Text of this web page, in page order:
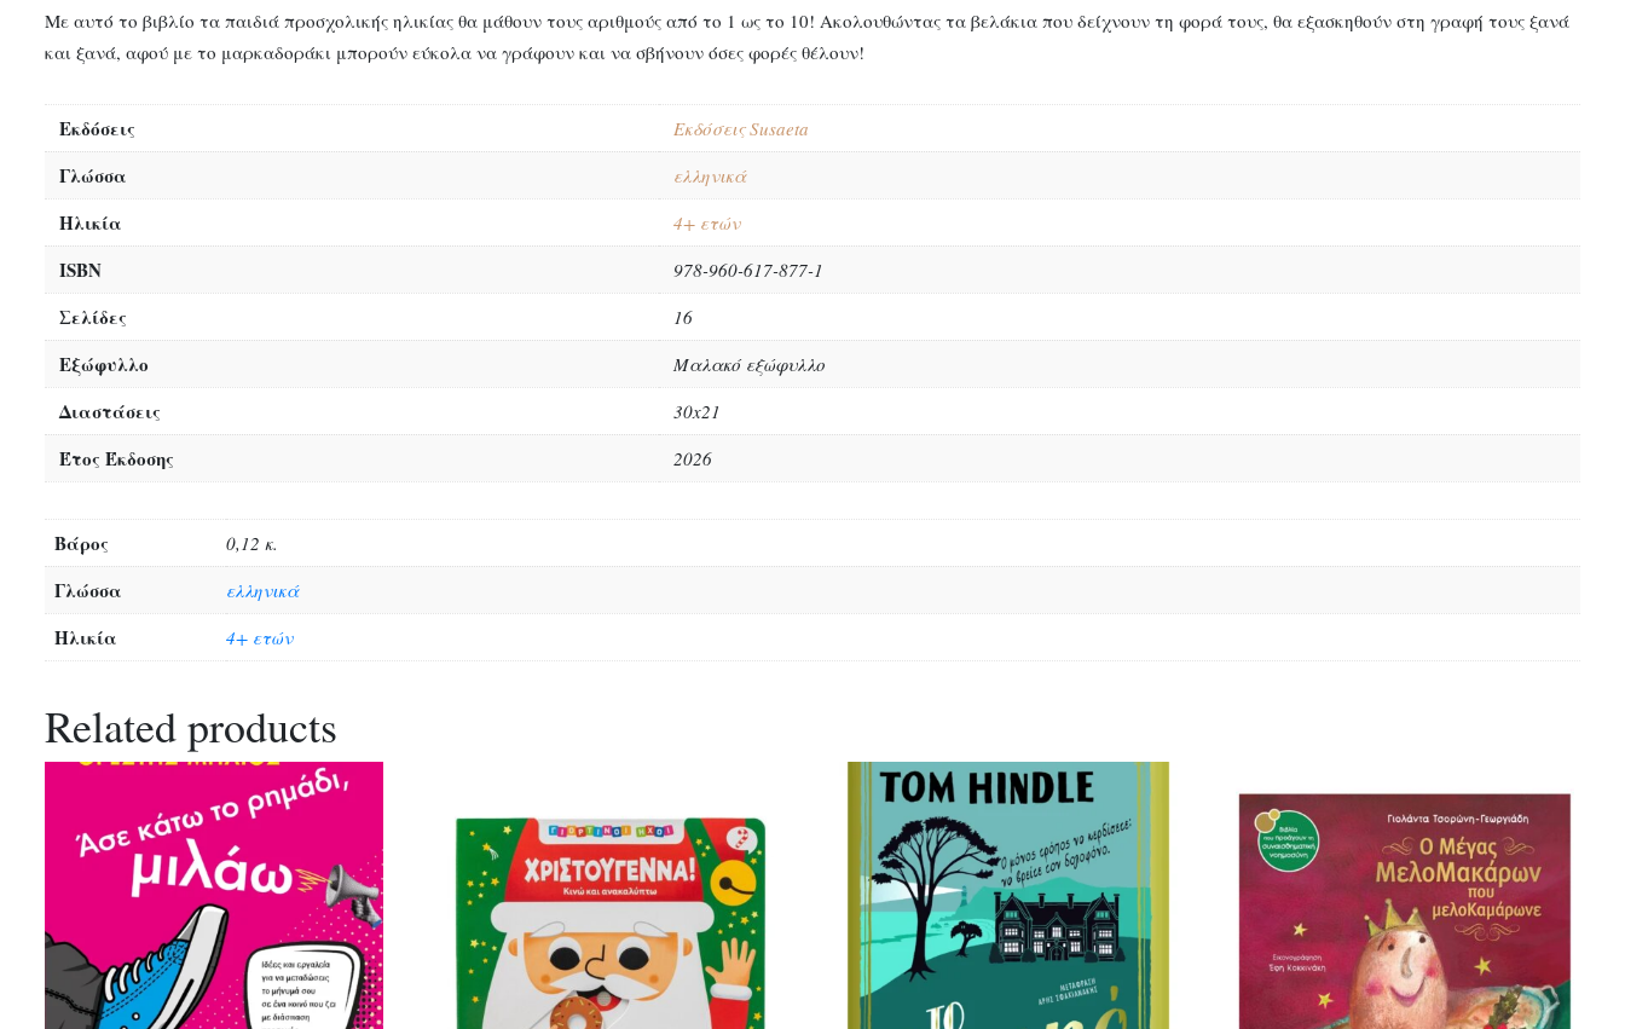
Με αυτό το βιβλίο τα παιδιά προσχολικής ηλικίας θα μάθουν τους αριθμούς από το 1 ως το 10! Ακολουθώντας τα βελάκια που δείχνουν τη φορά τους, θα εξασκηθούν στη γραφή τους ξανά
και ξανά, αφού με το μαρκαδοράκι μπορούν εύκολα να γράφουν και να σβήνουν όσες φορές θέλουν!
Εκδόσεις Εκδόσεις Susaeta
Γλώσσα ελληνικά
Ηλικία 4+ ετών
ISBN 978-960-617-877-1
Σελίδες 16
Εξώφυλλο Μαλακό εξώφυλλο
Διαστάσεις 30x21
Έτος Έκδοσης 2026
Βάρος 0,12 κ.
Γλώσσα ελληνικά
Ηλικία 4+ ετών
Related products